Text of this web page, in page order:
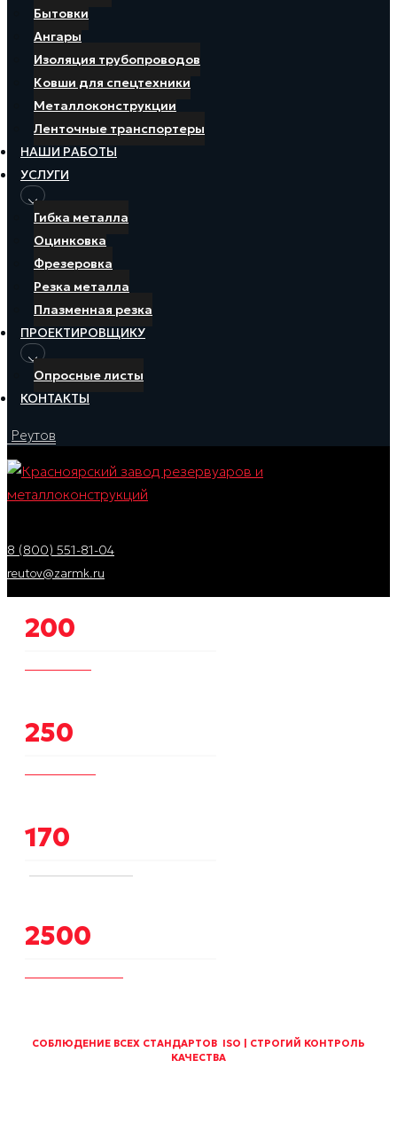
Бытовки
Ангары
Изоляция трубопроводов
Ковши для спецтехники
Металлоконструкции
Ленточные транспортеры
НАШИ РАБОТЫ
УСЛУГИ
Гибка металла
Оцинковка
Фрезеровка
Резка металла
Плазменная резка
ПРОЕКТИРОВЩИКУ
Опросные листы
КОНТАКТЫ
Реутов
8 (800) 551-81-04
reutov@zarmk.ru
200
250
170
2500
СОБЛЮДЕНИЕ ВСЕХ СТАНДАРТОВ ISO | СТРОГИЙ КОНТРОЛЬ
КАЧЕСТВА